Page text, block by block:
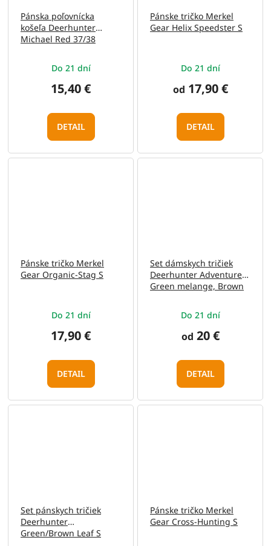
Pánska poľovnícka
košeľa Deerhunter
Michael Red 37/38
Do 21 dní
15,40 €
DETAIL
Pánske tričko Merkel
Gear Helix Speedster S
Do 21 dní
od 17,90 €
DETAIL
Pánske tričko Merkel
Gear Organic-Stag S
Do 21 dní
17,90 €
DETAIL
Set dámskych tričiek
Deerhunter Adventure
Green melange, Brown
Do 21 dní
od 20 €
DETAIL
Set pánskych tričiek
Deerhunter
Green/Brown Leaf S
Pánske tričko Merkel
Gear Cross-Hunting S